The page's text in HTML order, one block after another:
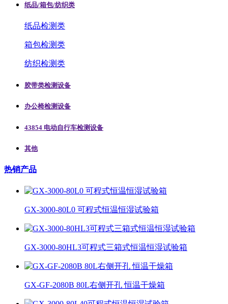
纸品/箱包/纺织类
纸品检测类
箱包检测类
纺织检测类
胶带类检测设备
办公椅检测设备
43854 电动自行车检测设备
其他
热销产品
GX-3000-80L0 可程式恒温恒湿试验箱
GX-3000-80HL3可程式三箱式恒温恒湿试验箱
GX-GF-2080B 80L右侧开孔 恒温干燥箱